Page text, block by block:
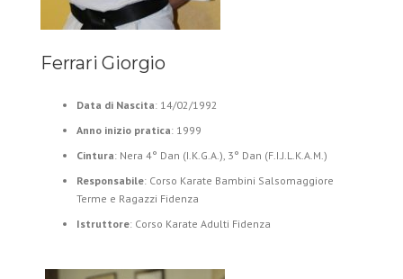
Ferrari Giorgio
Data di Nascita: 14/02/1992
Anno inizio pratica: 1999
Cintura: Nera 4° Dan (I.K.G.A.), 3° Dan (F.I.J.L.K.A.M.)
Responsabile: Corso Karate Bambini Salsomaggiore
Terme e Ragazzi Fidenza
Istruttore: Corso Karate Adulti Fidenza